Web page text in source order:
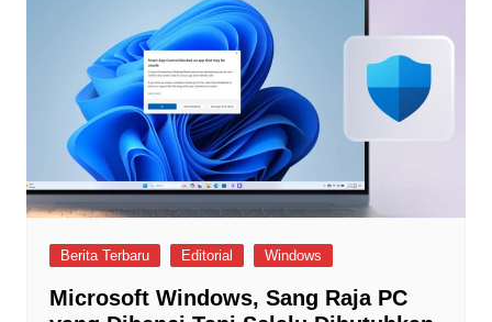
Berita Terbaru Editorial Windows
Microsoft Windows, Sang Raja PC